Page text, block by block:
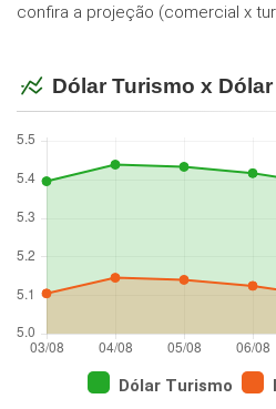
confira a projeção (comercial x
Dólar Turismo x
Dólar Turismo